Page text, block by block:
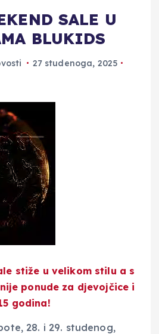
SALE U
BLUKIDS
27 studenoga, 2025
stiže u velikom stilu a s
ponude za djevojčice i
godina!
28. i 29. studenog,